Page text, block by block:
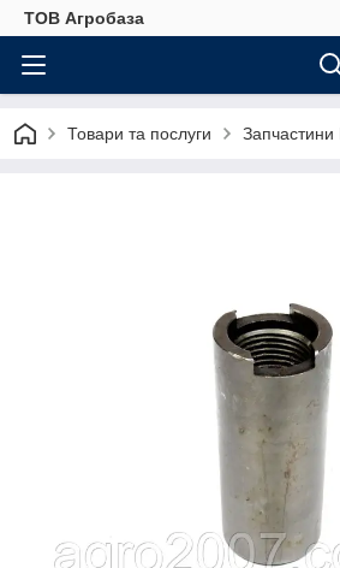
ТОВ Агробаза
Товари та послуги